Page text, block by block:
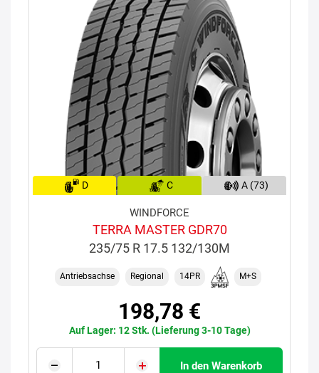
D C A (73)
WINDFORCE
TERRA MASTER GDR70
235/75 R 17.5 132/130M
Antriebsachse Regional 14PR M+S
198,78 €
Auf Lager: 12 Stk. (Lieferung 3-10 Tage)
In den Warenkorb